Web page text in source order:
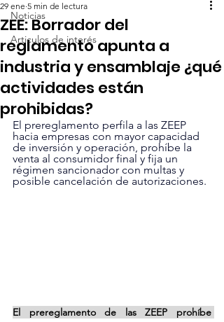
Noticias
Articulos de interés
ZEE: Borrador del
reglamento apunta a
industria y ensamblaje ¿qué
actividades están
prohibidas?
29 ene 5 min de lectura
El prereglamento perfila a las ZEEP
hacia empresas con mayor capacidad
de inversión y operación, prohíbe la
venta al consumidor final y fija un
régimen sancionador con multas y
posible cancelación de autorizaciones.
El prereglamento de las ZEEP prohíbe